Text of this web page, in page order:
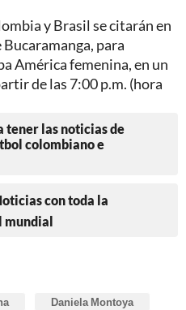
y Brasil se citarán en
para
América femenina, en un
de las 7:00 p.m. (hora
tener las noticias de
colombiano e
con toda la
Daniela Montoya